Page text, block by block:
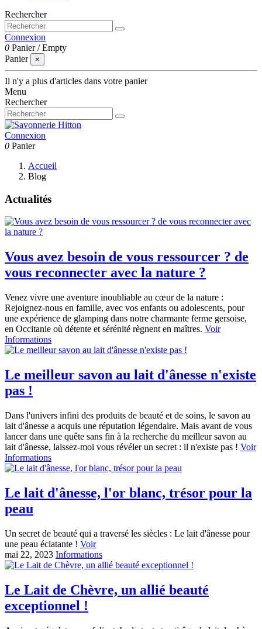
Rechercher
Connexion
0 Panier /Empty
Panier
×
Il n'y a plus d'articles dans votre panier
Menu
Rechercher
Connexion
0 Panier
Accueil
Blog
Actualités
Vous avez besoin de vous ressourcer ? de
vous reconnecter avec la nature ?
Venez vivre une aventure inoubliable au cœur de la nature :
Rejoignez-nous en famille, avec vos enfants ou adolescents, pour
une expérience de glamping dans notre charmante ferme gersoise,
en Occitanie où détente et sérénité règnent en maîtres. Voir
Informations
Le meilleur savon au lait d'ânesse n'existe
pas !
Dans l'univers infini des produits de beauté et de soins, le savon au
lait d'ânesse a acquis une réputation légendaire. Mais avant de vous
lancer dans une quête sans fin à la recherche du meilleur savon au
lait d'ânesse, laissez-moi vous révéler un secret : il n'existe pas ! Voir
Informations
Le lait d'ânesse, l'or blanc, trésor pour la
peau
Un secret de beauté qui a traversé les siècles : Le lait d'ânesse pour
une peau éclatante ! Voir
mai 22, 2023 Informations
Le Lait de Chèvre, un allié beauté
exceptionnel !